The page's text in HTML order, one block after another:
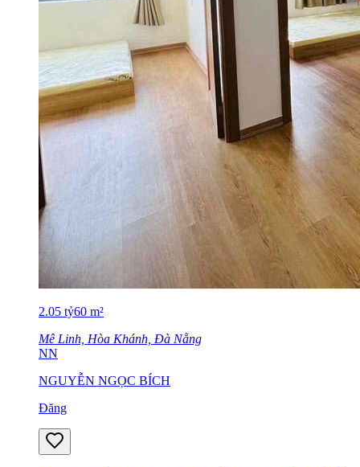
2.05 tỷ60 m²
Mê Linh, Hòa Khánh, Đà Nẵng
NN
NGUYỄN NGỌC BÍCH
Đăng